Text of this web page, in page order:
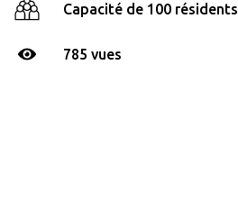
Capacité de 100 résidents
785 vues